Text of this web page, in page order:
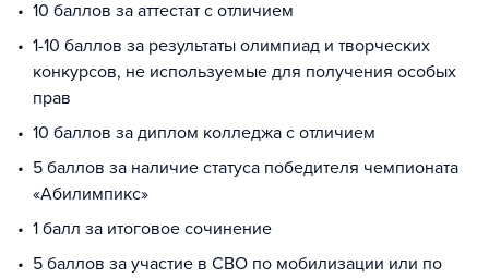
10 баллов за аттестат с отличием
1-10 баллов за результаты олимпиад и творческих
конкурсов, не используемые для получения особых
прав
10 баллов за диплом колледжа с отличием
5 баллов за наличие статуса победителя чемпионата
«Абилимпикс»
1 балл за итоговое сочинение
5 баллов за участие в СВО по мобилизации или по